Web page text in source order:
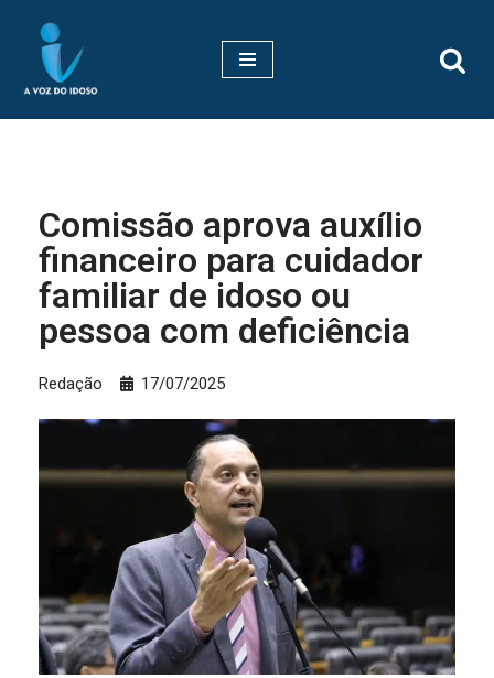
Pular
para
Comissão aprova auxílio
financeiro para cuidador
familiar de idoso ou
pessoa com deficiência
Redação 17/07/2025